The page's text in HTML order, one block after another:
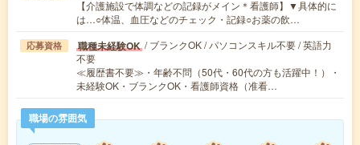
【介護施設で体調などの記録がメイン＊看護師】▼具体的に
は…○体温、血圧などのチェック・記録○お薬の飲…
応募資格 職種未経験OK / ブランクOK / パソコンスキル不要 / 英語力
不要
≪履歴書不要≫・年齢不問（50代・60代の方も活躍中！）・
未経験OK・ブランクOK・看護師資格（准看…
職場の雰囲気